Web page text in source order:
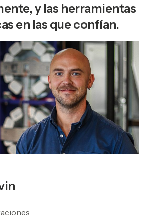
y las herramientas
en las que confían.